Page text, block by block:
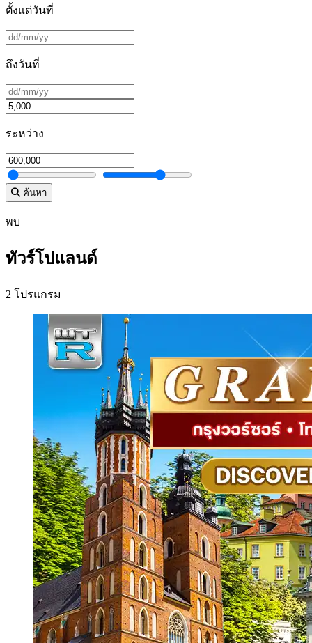
ตั้งแต่วันที่
ถึงวันที่
ระหว่าง
ค้นหา
พบ
ทัวร์โปแลนด์
2 โปรแกรม